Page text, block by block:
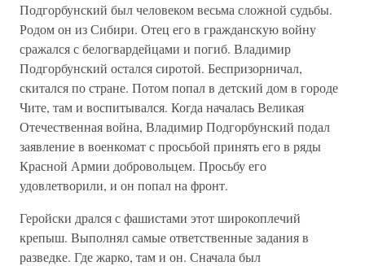
Подгорбунский был человеком весьма сложной судьбы.
Родом он из Сибири. Отец его в гражданскую войну
сражался с белогвардейцами и погиб. Владимир
Подгорбунский остался сиротой. Беспризорничал,
скитался по стране. Потом попал в детский дом в городе
Чите, там и воспитывался. Когда началась Великая
Отечественная война, Владимир Подгорбунский подал
заявление в военкомат с просьбой принять его в ряды
Красной Армии добровольцем. Просьбу его
удовлетворили, и он попал на фронт.
Геройски дрался с фашистами этот широкоплечий
крепыш. Выполнял самые ответственные задания в
разведке. Где жарко, там и он. Сначала был